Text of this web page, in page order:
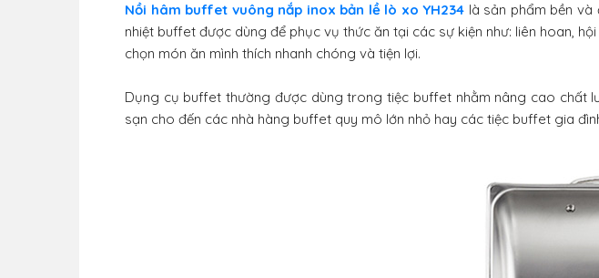
Nồi hâm buffet vuông nắp inox bản lề lò xo YH234 là sản phẩm bền và
nhiệt buffet được dùng để phục vụ thức ăn tại các sự kiện như: liên hoan,
chọn món ăn mình thích nhanh chóng và tiện lợi.
Dụng cụ buffet thường được dùng trong tiệc buffet nhằm nâng cao chất
sạn cho đến các nhà hàng buffet quy mô lớn nhỏ hay các tiệc buffet gia